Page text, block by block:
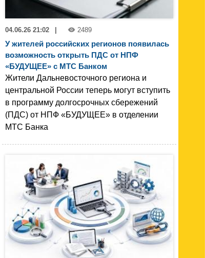
04.06.26 21:02 2489
У жителей российских регионов появилась
возможность открыть ПДС от НПФ
«БУДУЩЕЕ» с МТС Банком
Жители Дальневосточного региона и
центральной России теперь могут вступить
в программу долгосрочных сбережений
(ПДС) от НПФ «БУДУЩЕЕ» в отделении
МТС Банка